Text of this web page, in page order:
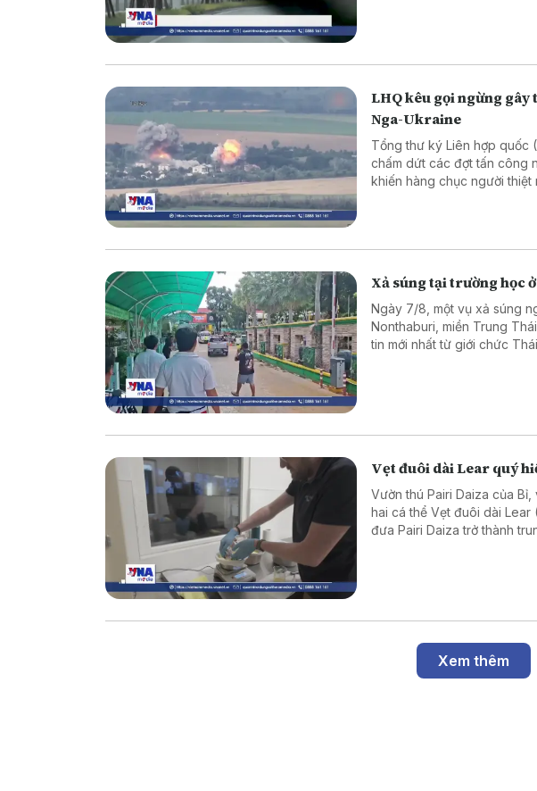
LHQ kêu gọi ngừng
Nga-Ukraine
Tổng thư ký Liên hợp quốc
chấm dứt các đợt tấn công
khiến hàng chục người thiệt
Xả súng tại trường học
Ngày 7/8, một vụ xả súng
Nonthaburi, miền Trung
tin mới nhất từ giới chức
Vẹt đuôi dài Lear quý
Vườn thú Pairi Daiza của
hai cá thể Vẹt đuôi dài Lear
đưa Pairi Daiza trở thành
Xem thêm